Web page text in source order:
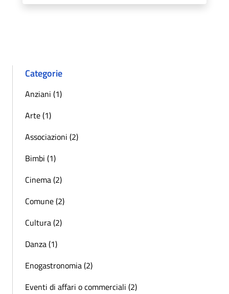
Categorie
Anziani (1)
Arte (1)
Associazioni (2)
Bimbi (1)
Cinema (2)
Comune (2)
Cultura (2)
Danza (1)
Enogastronomia (2)
Eventi di affari o commerciali (2)